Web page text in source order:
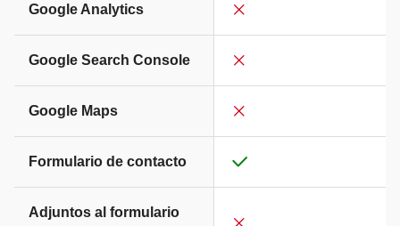
Google Analytics
Google Search Console
Google Maps
Formulario de contacto
Adjuntos al formulario